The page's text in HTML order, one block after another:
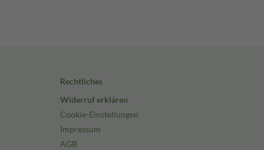
Rechtliches
Widerruf erklären
Cookie-Einstellungen
Impressum
AGB